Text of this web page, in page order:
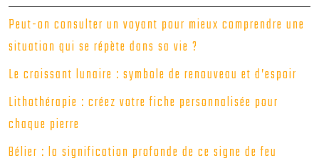
Peut-on consulter un voyant pour mieux comprendre une
situation qui se répète dans sa vie ?
Le croissant lunaire : symbole de renouveau et d’espoir
Lithothérapie : créez votre fiche personnalisée pour
chaque pierre
Bélier : la signification profonde de ce signe de feu